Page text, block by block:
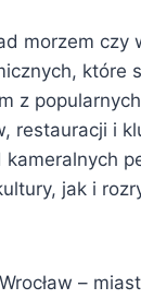
morzem czy
które
z
restauracji i
jak i
–